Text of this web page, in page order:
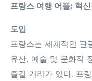
프랑스 여행 어플: 혁
도입
프랑스는 세계적인 관
유산, 예술 및 문화적
즐길 거리가 있다. 프